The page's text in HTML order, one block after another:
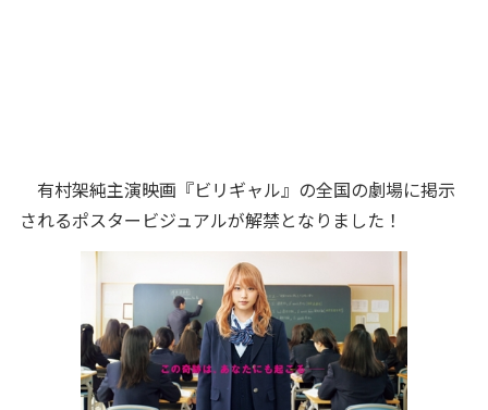
有村架純主演映画『ビリギャル』の全国の劇場に掲示
されるポスタービジュアルが解禁となりました！